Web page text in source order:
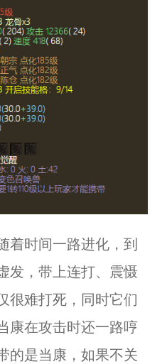
时间一路进化，到
发，带上连打、震慑
很难打死，同时它们
康在攻击时还一路哼
的是当康，如果不关